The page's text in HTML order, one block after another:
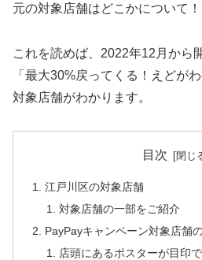
元の対象店舗はどこかについて！
これを読めば、2022年12月から
「最大30%戻ってくる！えどが
対象店舗がわかります。
目次
江戸川区の対象店舗
対象店舗の一部をご紹介
PayPayキャンペーン対象店舗
店頭にあるポスターが目印